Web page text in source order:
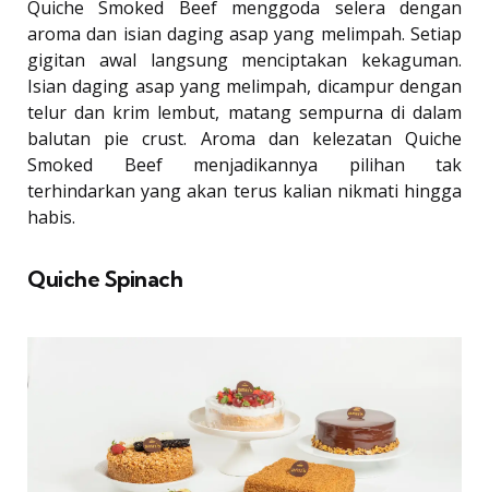
Quiche Smoked Beef menggoda selera dengan
aroma dan isian daging asap yang melimpah. Setiap
gigitan awal langsung menciptakan kekaguman.
Isian daging asap yang melimpah, dicampur dengan
telur dan krim lembut, matang sempurna di dalam
balutan pie crust. Aroma dan kelezatan Quiche
Smoked Beef menjadikannya pilihan tak
terhindarkan yang akan terus kalian nikmati hingga
habis.
Quiche Spinach